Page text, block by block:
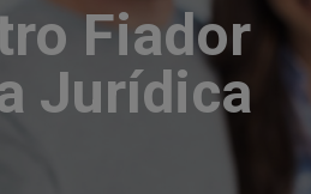
Fiador
Jurídica